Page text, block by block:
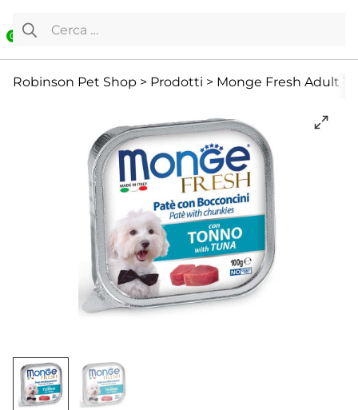
0
Ricerca per:
Robinson Pet Shop > Prodotti > Monge Fresh Adult